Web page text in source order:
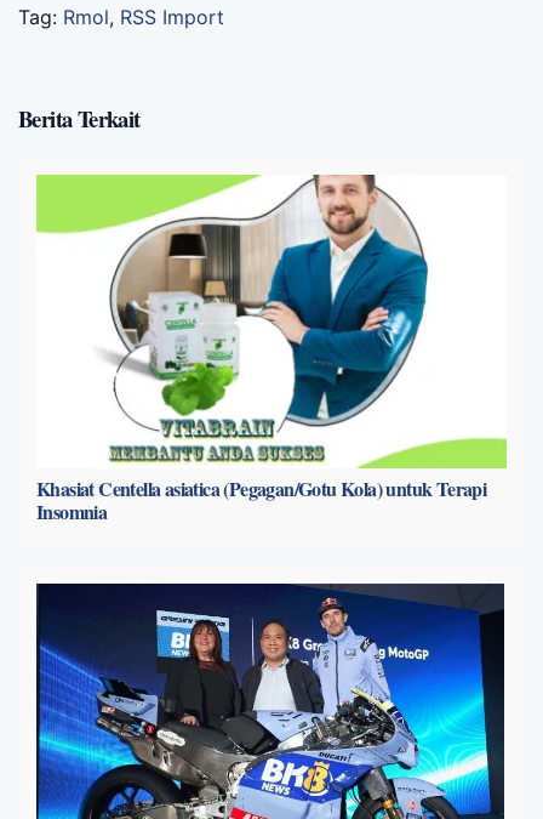
Tag: Rmol, RSS Import
Berita Terkait
Khasiat Centella asiatica (Pegagan/Gotu Kola) untuk Terapi
Insomnia